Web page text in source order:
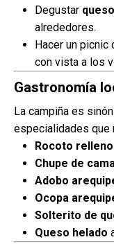
Degustar
alrededores.
Hacer un picnic
con vista a los
Gastronomía
La campiña es
especialidades que
Rocoto
Chupe de
Adobo
Ocopa
Solterito de
Queso helado